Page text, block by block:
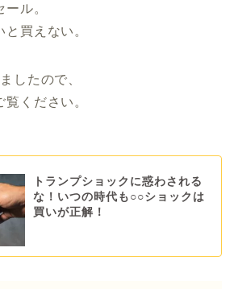
ル。
買えない。
したので、
ください。
トランプショックに惑わされる
な！いつの時代も○○ショックは
買いが正解！